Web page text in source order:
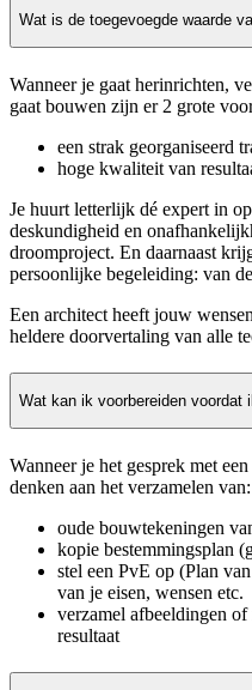
Wat is de toegevoegde waarde
Wanneer je gaat herinrichten,
gaat bouwen zijn er 2 grote
een strak georganiseerd
hoge kwaliteit van
Je huurt letterlijk dé expert in
deskundigheid en
droomproject. En daarnaast
persoonlijke begeleiding: van
Een architect heeft jouw
heldere doorvertaling van alle
Wat kan ik voorbereiden
Wanneer je het gesprek met
denken aan het verzamelen van:
oude bouwtekeningen
kopie bestemmingsplan
stel een PvE op (Plan
van je eisen, wensen etc.
verzamel afbeeldingen of
resultaat